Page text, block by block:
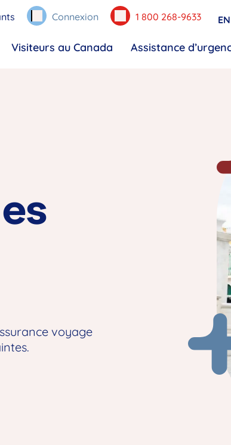
Connexion 1 800 268-9633 EN
Visiteurs au Canada Assistance
voyage